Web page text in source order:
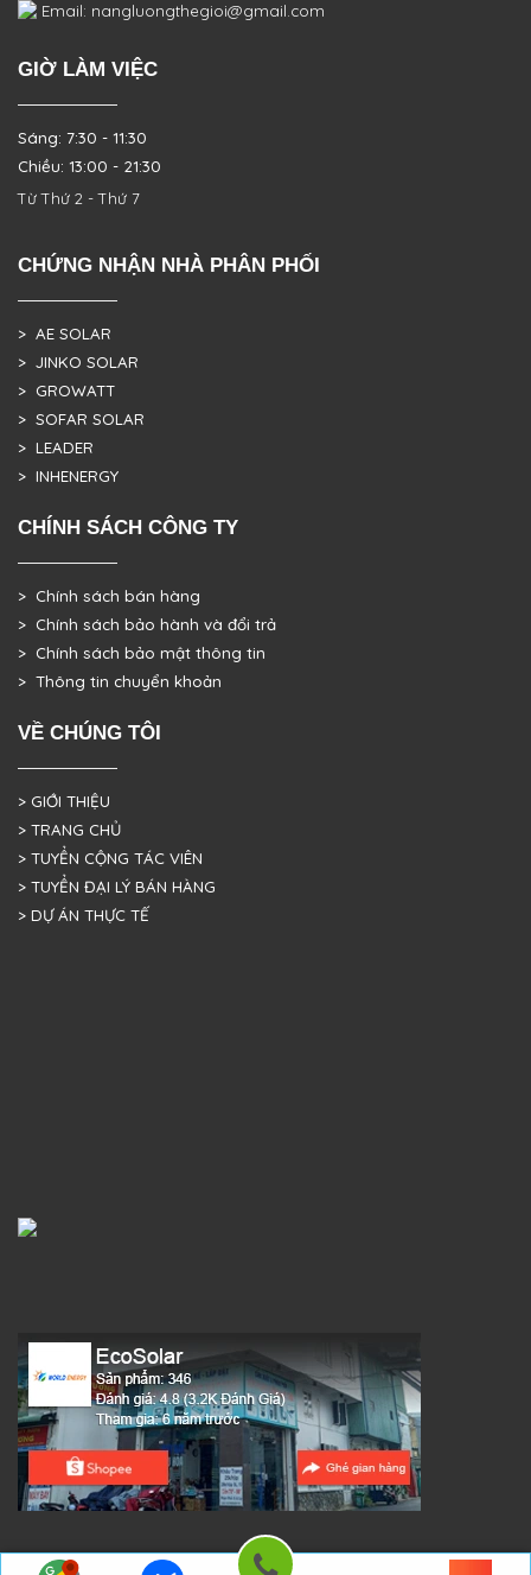
Email: nangluongthegioi@gmail.com
GIỜ LÀM VIỆC
Sáng: 7:30 - 11:30
Chiều: 13:00 - 21:30
Từ Thứ 2 - Thứ 7
CHỨNG NHẬN NHÀ PHÂN PHỐI
> AE SOLAR
> JINKO SOLAR
> GROWATT
> SOFAR SOLAR
> LEADER
> INHENERGY
CHÍNH SÁCH CÔNG TY
> Chính sách bán hàng
> Chính sách bảo hành và đổi trả
> Chính sách bảo mật thông tin
> Thông tin chuyển khoản
VỀ CHÚNG TÔI
> GIỚI THIỆU
> TRANG CHỦ
> TUYỂN CỘNG TÁC VIÊN
> TUYỂN ĐẠI LÝ BÁN HÀNG
> DỰ ÁN THỰC TẾ